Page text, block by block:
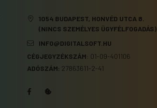
1054 BUDAPEST, HONVÉD UTCA 8.
(NINCS SZEMÉLYES ÜGYFÉLFOGADÁS)
INFO@DIGITALSOFT.HU
CÉGJEGYZÉKSZÁM: 01-09-401106
ADÓSZÁM: 27863611-2-41